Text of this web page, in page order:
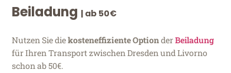
Beiladung | ab 50€
Nutzen Sie diekosteneffiziente OptionderBeiladung
für Ihren Transport zwischen Dresden und Livorno
schon ab 50€.